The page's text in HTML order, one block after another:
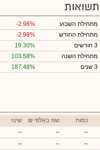
תשואות
מתחילת השבוע
-2.98%
מתחילת החודש
-2.98%
3 חודשים
19.30%
מתחילת השנה
103.58%
3 שנים
187.48%
כמות ₪ שווי באלפי
שינוי
--
--
--
--
--
--